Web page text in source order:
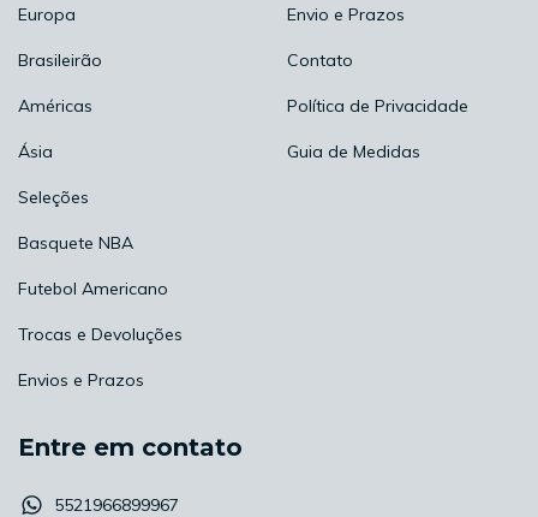
Europa
Brasileirão
Américas
Ásia
Seleções
Basquete NBA
Futebol Americano
Trocas e Devoluções
Envios e Prazos
Envio e Prazos
Contato
Política de Privacidade
Guia de Medidas
Entre em contato
5521966899967